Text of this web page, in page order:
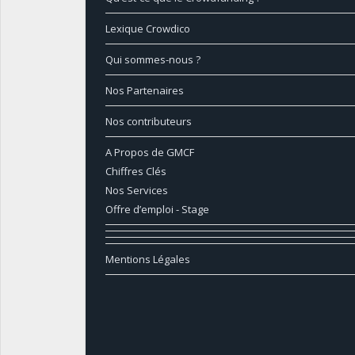
Lexique Crowdico
Qui sommes-nous ?
Nos Partenaires
Nos contributeurs
A Propos de GMCF
Chiffres Clés
Nos Services
Offre d’emploi - Stage
Mentions Légales